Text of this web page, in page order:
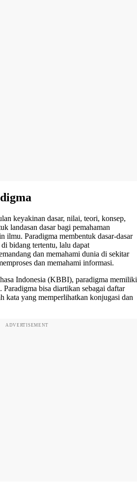
keyakinan dasar, nilai, teori, konsep,
landasan dasar bagi pemahaman
ilmu. Paradigma membentuk dasar-dasar
bidang tertentu, lalu dapat
dan memahami dunia di sekitar
dan memahami informasi.
Indonesia (KBBI), paradigma memiliki
Paradigma bisa diartikan sebagai daftar
kata yang memperlihatkan konjugasi dan
ADVERTISEMENT